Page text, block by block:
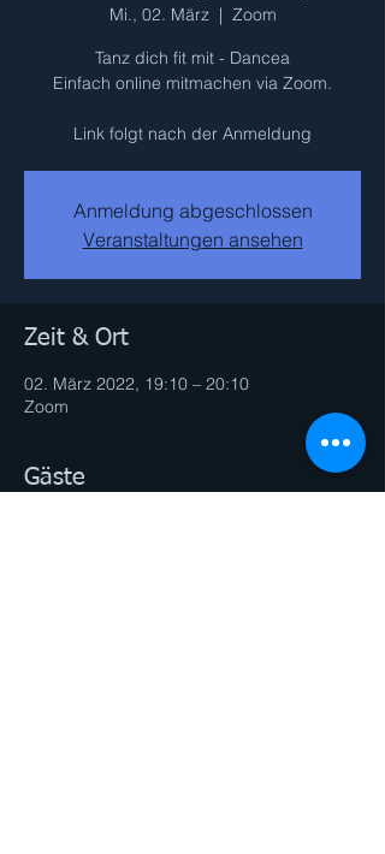
Mi., 02. März
  |
Zoom
Tanz dich fit mit - Dancea
Einfach online mitmachen via Zoom.
Link folgt nach der Anmeldung
Anmeldung abgeschlossen
Veranstaltungen ansehen
Zeit & Ort
02. März 2022, 19:10 – 20:10
Zoom
Gäste